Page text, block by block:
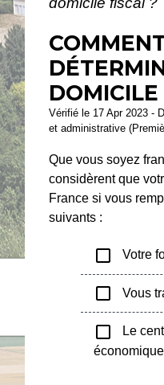
DOMICILE
Vérifié le 17 Apr 2023 -
et administrative
Que vous soyez
considèrent que
France si vous
suivants :
check_box_outline_blank Votre
check_box_outline_blank Vous
check_box_outline_blank
Le